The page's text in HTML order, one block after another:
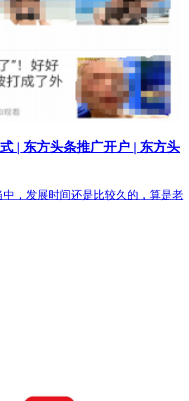
| 东方头条推广开户 | 东方头
，发展时间还是比较久的，算是老